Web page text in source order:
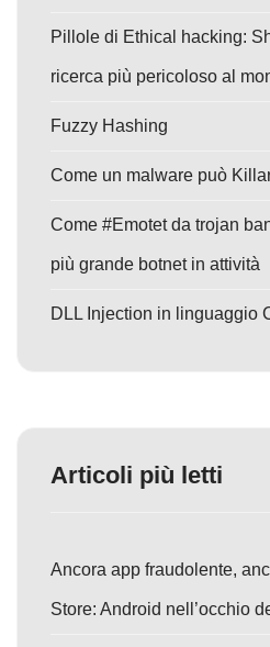
Pillole di Ethical hacking:
ricerca più pericoloso al
Fuzzy Hashing
Come un malware può
Come #Emotet da trojan
più grande botnet in attività
DLL Injection in linguaggio
Articoli più letti
Ancora app fraudolente,
Store: Android nell’occhio